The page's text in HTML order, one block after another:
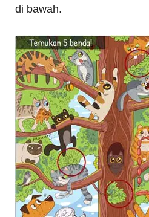
di bawah.